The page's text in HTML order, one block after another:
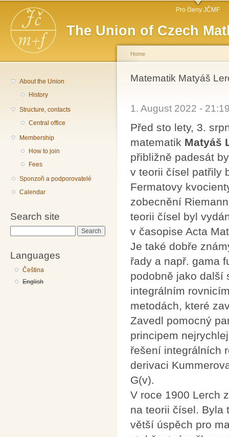
The Union of Czech
Main menu Pro členy JČMF
About the Union
History
Structure, contacts
Central office
Membership
How to join
Fees
Sponzoři a podporovatelé
Calendar
Search site
Languages
Čeština
English
You are here
Home
Matematik Matyáš
1. August 2022 -
Před sto lety, 3.
matematik Matyáš
přibližně padesát
v teorii čísel patřily
Fermatovy
zobecnění
teorii čísel byl
v časopise Acta
Je také dobře
řady a např. gama
podobně jako další
integrálním
metodách, které
Zavedl pomocný
principem
řešení integrálních
derivaci
G(v).
V roce 1900 Lerch
na teorii čísel. Byla
větší úspěch pro